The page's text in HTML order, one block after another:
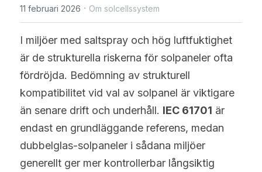
Español
Português
Français
Norsk
Polski
11 februari 2026 · Om solcellssystem
I miljöer med saltspray och hög luftfuktighet
är de strukturella riskerna för solpaneler ofta
fördröjda. Bedömning av strukturell
kompatibilitet vid val av solpanel är viktigare
än senare drift och underhåll. IEC 61701 är
endast en grundläggande referens, medan
dubbelglas-solpaneler i sådana miljöer
generellt ger mer kontrollerbar långsiktig